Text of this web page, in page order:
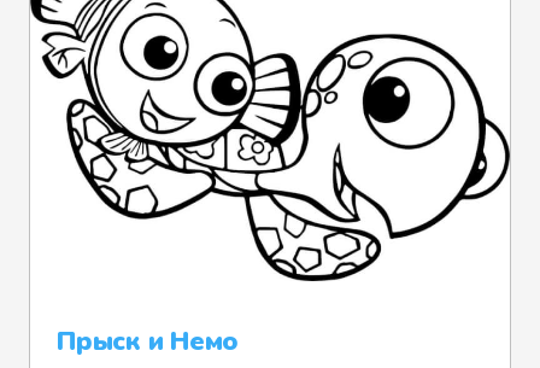
Прыск и Немо